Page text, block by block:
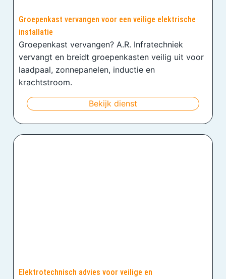
Groepenkast vervangen voor een veilige elektrische
installatie
Groepenkast vervangen? A.R. Infratechniek
vervangt en breidt groepenkasten veilig uit voor
laadpaal, zonnepanelen, inductie en
krachtstroom.
Bekijk dienst
Elektrotechnisch advies voor veilige en